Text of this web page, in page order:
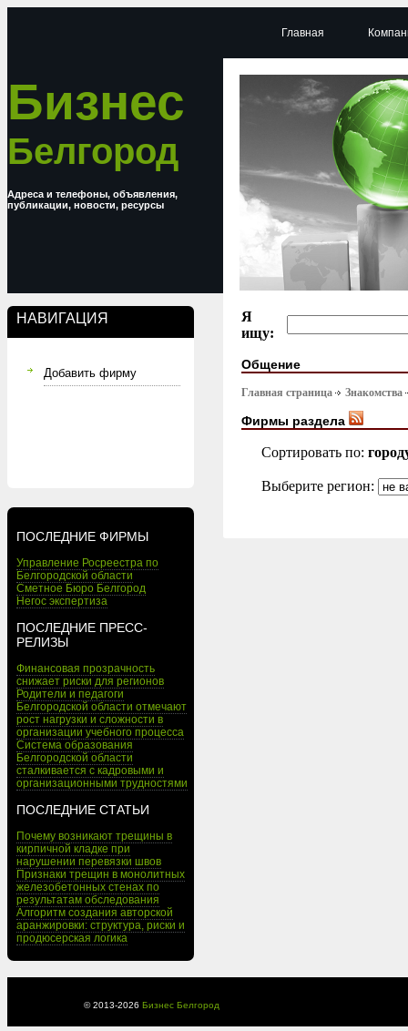
Бизнес
Белгород
Адреса и телефоны, объявления,
публикации, новости, ресурсы
НАВИГАЦИЯ
Добавить фирму
ПОСЛЕДНИЕ ФИРМЫ
Управление Росреестра по
Белгородской области
Сметное Бюро Белгород
Негос экспертиза
ПОСЛЕДНИЕ ПРЕСС-
РЕЛИЗЫ
Финансовая прозрачность
снижает риски для регионов
Родители и педагоги
Белгородской области отмечают
рост нагрузки и сложности в
организации учебного процесса
Система образования
Белгородской области
сталкивается с кадровыми и
организационными трудностями
ПОСЛЕДНИЕ СТАТЬИ
Почему возникают трещины в
кирпичной кладке при
нарушении перевязки швов
Признаки трещин в монолитных
железобетонных стенах по
результатам обследования
Алгоритм создания авторской
аранжировки: структура, риски и
продюсерская логика
Главная
Я
ищу:
Общение
Главная страница Знакомства
Фирмы раздела
Сортировать по:
Выберите регион:
© 2013-2026 Бизнес Белгород